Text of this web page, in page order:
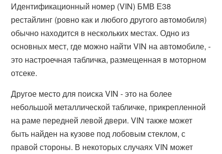
Идентификационный номер (VIN) БМВ Е38
рестайлинг (ровно как и любого другого автомобиля)
обычно находится в нескольких местах. Одно из
основных мест, где можно найти VIN на автомобиле, -
это настроечная табличка, размещенная в моторном
отсеке.
Другое место для поиска VIN - это на более
небольшой металлической табличке, прикрепленной
на раме передней левой двери. VIN также может
быть найден на кузове под лобовым стеклом, с
правой стороны. В некоторых случаях VIN может